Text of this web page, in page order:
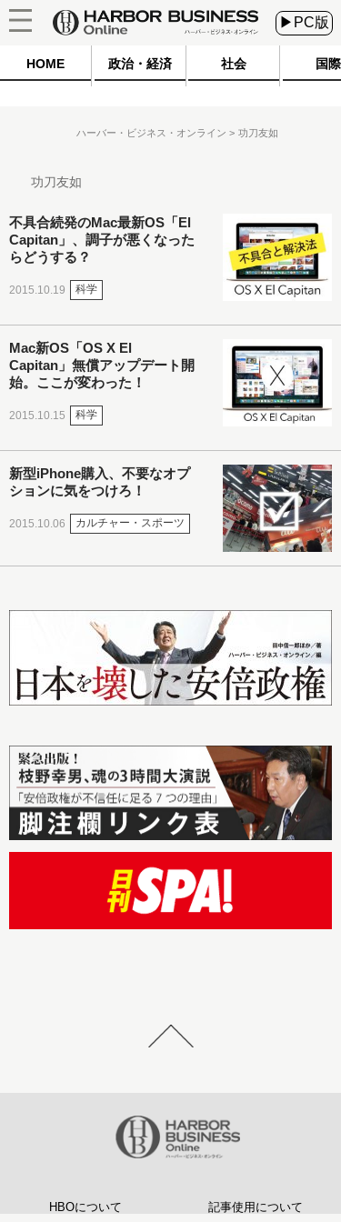
▶PC版
HOME 政治・経済 社会 国際
ハーバー・ビジネス・オンライン 功刀友如
功刀友如
不具合続発のMac最新OS「El
Capitan」、調子が悪くなった
らどうする？
2015.10.19 科学
Mac新OS「OS X El
Capitan」無償アップデート開
始。ここが変わった！
2015.10.15 科学
新型iPhone購入、不要なオプ
ションに気をつけろ！
2015.10.06 カルチャー・スポーツ
HBOについて 記事使用について